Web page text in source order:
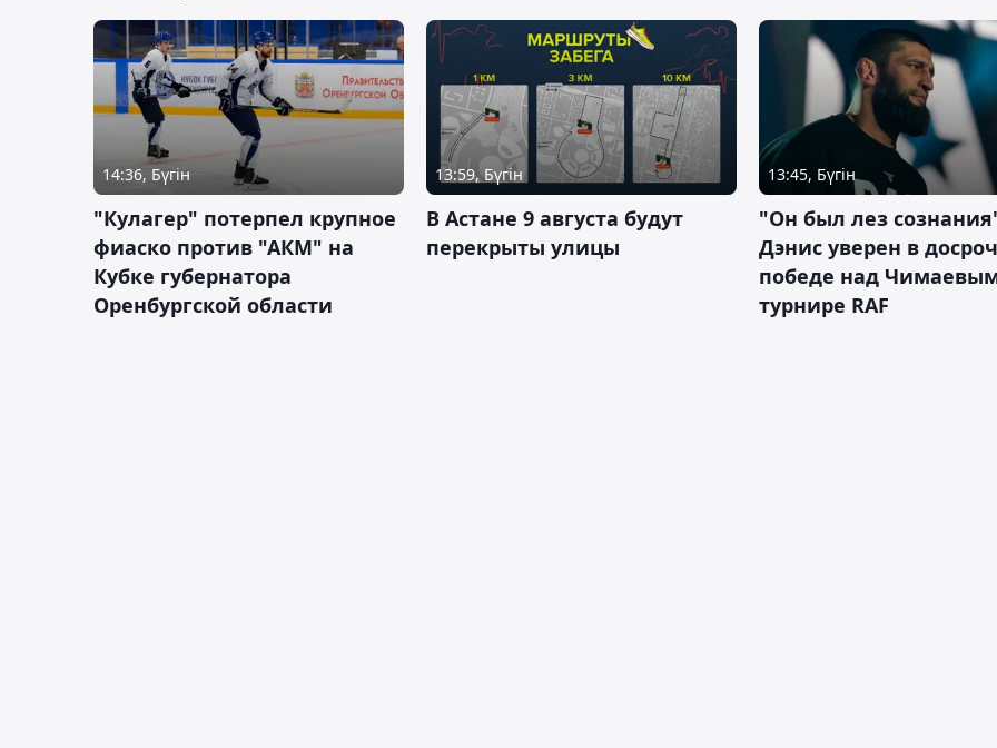
14:36, Бүгін
"Кулагер" потерпел крупное
фиаско против "АКМ" на
Кубке губернатора
Оренбургской области
13:59, Бүгін
В Астане 9 августа будут
перекрыты улицы
13:45, Бүгін
"Он был лез
Дэнис уверен в
победе над
турнире RAF